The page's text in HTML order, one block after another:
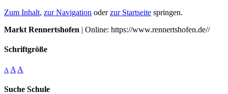
Zum Inhalt, zur Navigation oderzur Startseite springen.
Markt Rennertshofen | Online: https://www.rennertshofen.de//
Schriftgröße
A A A
Suche Schule